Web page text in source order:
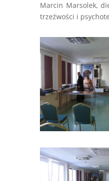
Marcin Marsolek,
trzeźwości i